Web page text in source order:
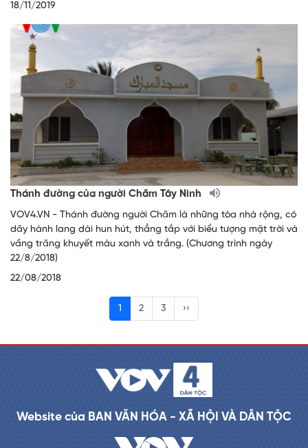
18/11/2019
Thánh đường của người Chăm Tây Ninh
VOV4.VN - Thánh đường người Chăm là những tòa nhà rộng, có
dãy hành lang dài hun hút, thẳng tắp với biểu tượng mặt trời và
vầng trăng khuyết màu xanh và trắng. (Chương trình ngày
22/8/2018)
22/08/2018
1 2 3 ››
Website của BAN VĂN HÓA - XÃ HỘI VÀ DÂN TỘC